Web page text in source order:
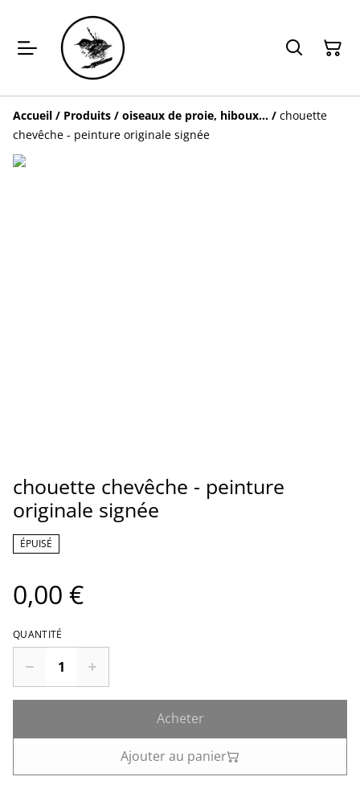
Accueil / Produits / oiseaux de proie, hiboux... / chouette
chevêche - peinture originale signée
chouette chevêche - peinture
originale signée
ÉPUISÉ
0,00 €
QUANTITÉ
Acheter
Ajouter au panier